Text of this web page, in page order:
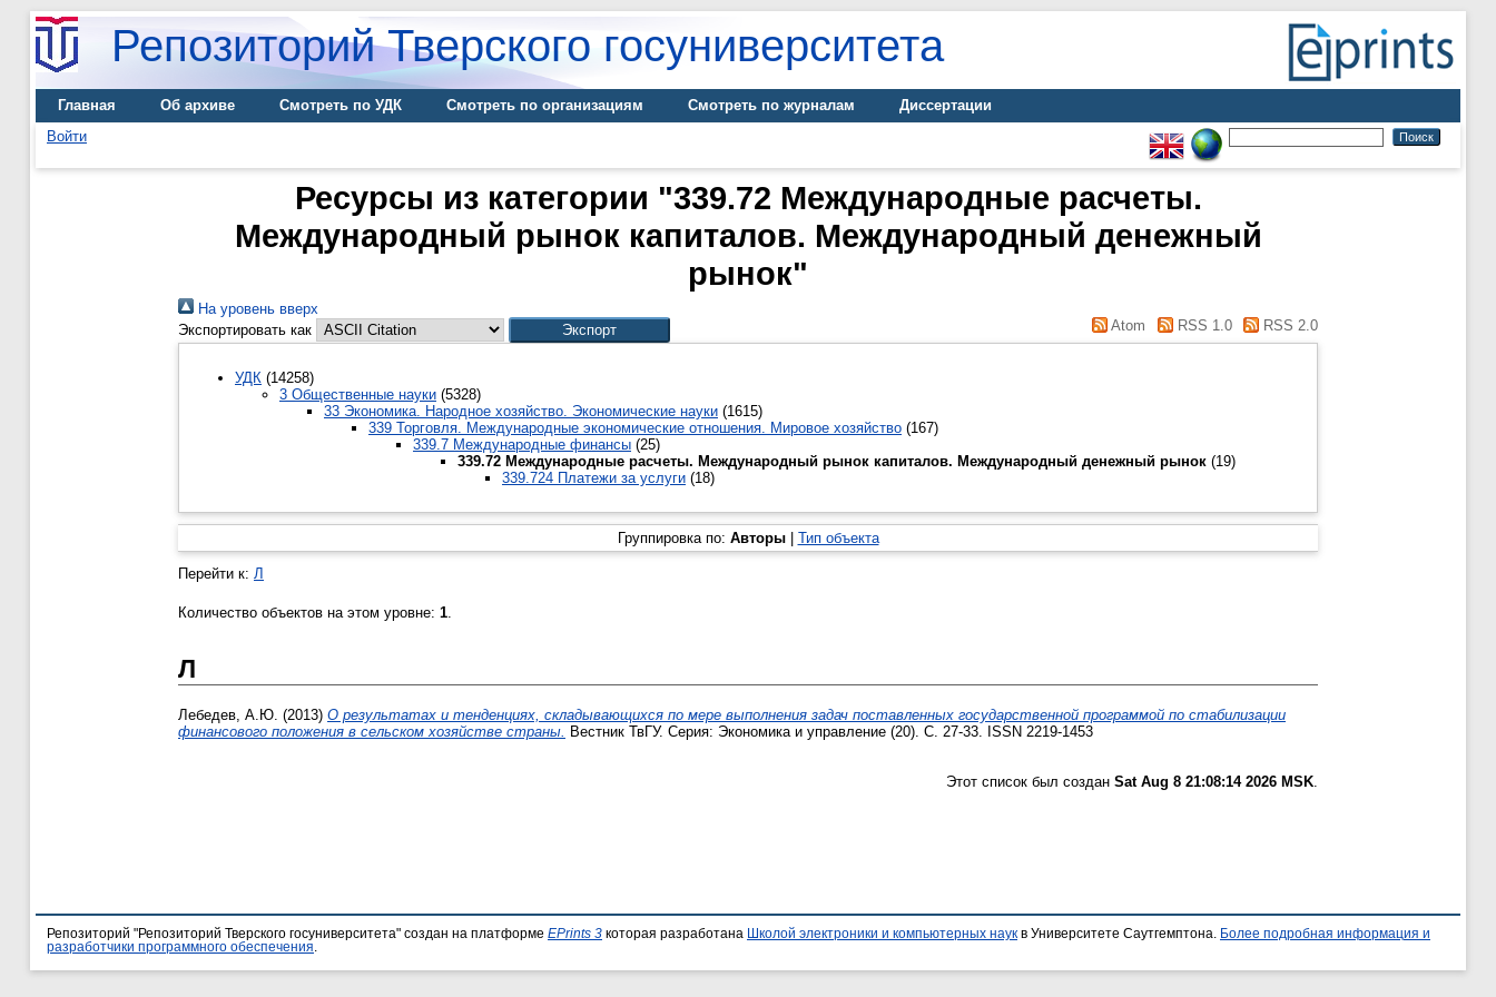
Репозиторий Тверского госуниверситета
Главная Об архиве Смотреть по УДК Смотреть по организациям Смотреть по журналам
Диссертации
Войти
Ресурсы из категории "339.72 Международные расчеты.
Международный рынок капиталов. Международный денежный
рынок"
На уровень вверх
Экспортировать как
Atom RSS 1.0 RSS 2.0
УДК (14258)
3 Общественные науки (5328)
33 Экономика. Народное хозяйство. Экономические науки (1615)
339 Торговля. Международные экономические отношения. Мировое хозяйство (167)
339.7 Международные финансы (25)
339.72 Международные расчеты. Международный рынок капиталов. Международный денежный рынок (19)
339.724 Платежи за услуги (18)
Группировка по: Авторы| Тип объекта
Перейти к: Л
Количество объектов на этом уровне: 1
Л
Лебедев, А.Ю. (2013) О результатах и тенденциях, складывающихся по мере выполнения задач поставленных государственной программой по стабилизации
финансового положения в сельском хозяйстве страны. Вестник ТвГУ. Серия: Экономика и управление (20). С. 27-33. ISSN 2219-1453
Этот список был создан Sat Aug 8 21:08:14 2026 MSK
Репозиторий "Репозиторий Тверского госуниверситета" создан на платформе EPrints 3 которая разработана Школой электроники и компьютерных наук в Университете Саутгемптона.
Более подробная информация и
разработчики программного обеспечения